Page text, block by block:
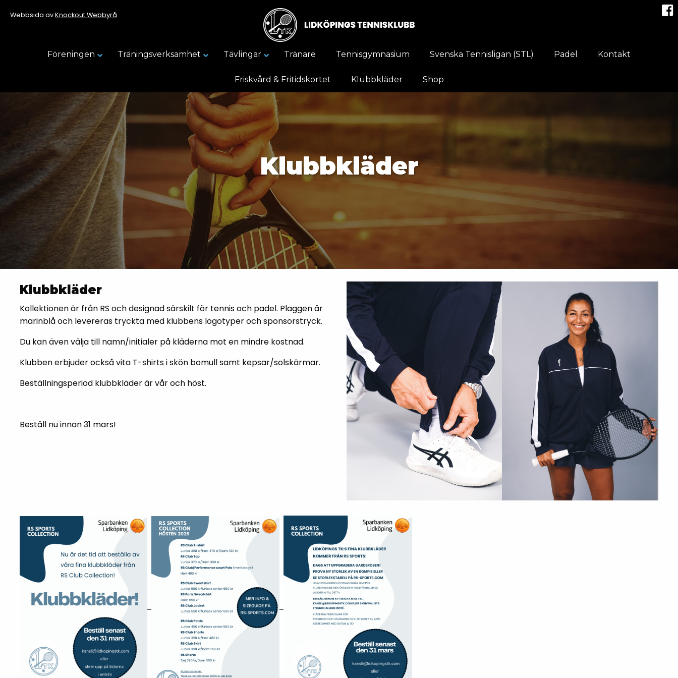
Föreningen Träningsverksamhet Tävlingar Tränare Tennisgymnasium Svenska Tennisligan (STL) Padel Kontakt
Friskvård & Fritidskortet Klubbkläder Shop
Webbsida avKnockout Webbyrå
Klubbkläder
Klubbkläder
Kollektionen är från RS och designad särskilt för tennis och padel. Plaggen är
marinblå och levereras tryckta med klubbens logotyper och sponsorstryck.
Du kan även välja till namn/initialer på kläderna mot en mindre kostnad.
Klubben erbjuder också vita T-shirts i skön bomull samt kepsar/solskärmar.
Beställningsperiod klubbkläder är vår och höst.
Beställ nu innan 31 mars!